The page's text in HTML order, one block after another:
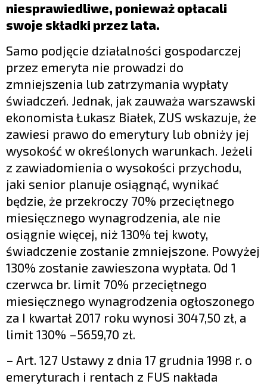
niesprawiedliwe, ponieważ opłacali
swoje składki przez lata.
Samo podjęcie działalności gospodarczej
przez emeryta nie prowadzi do
zmniejszenia lub zatrzymania wypłaty
świadczeń. Jednak, jak zauważa warszawski
ekonomista Łukasz Białek, ZUS wskazuje, że
zawiesi prawo do emerytury lub obniży jej
wysokość w określonych warunkach. Jeżeli
z zawiadomienia o wysokości przychodu,
jaki senior planuje osiągnąć, wynikać
będzie, że przekroczy 70% przeciętnego
miesięcznego wynagrodzenia, ale nie
osiągnie więcej, niż 130% tej kwoty,
świadczenie zostanie zmniejszone. Powyżej
130% zostanie zawieszona wypłata. Od 1
czerwca br. limit 70% przeciętnego
miesięcznego wynagrodzenia ogłoszonego
za I kwartał 2017 roku wynosi 3047,50 zł, a
limit 130% –5659,70 zł.
– Art. 127 Ustawy z dnia 17 grudnia 1998 r. o
emeryturach i rentach z FUS nakłada